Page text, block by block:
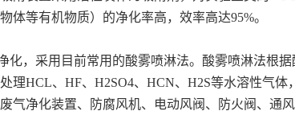
体等有机物质）的净化率高，效率高达95%。
化，采用目前常用的酸雾喷淋法。酸雾喷淋法根据
理HCL、HF、H2SO4、HCN、H2S等水溶性气体
气净化装置、防腐风机、电动风阀、防火阀、通